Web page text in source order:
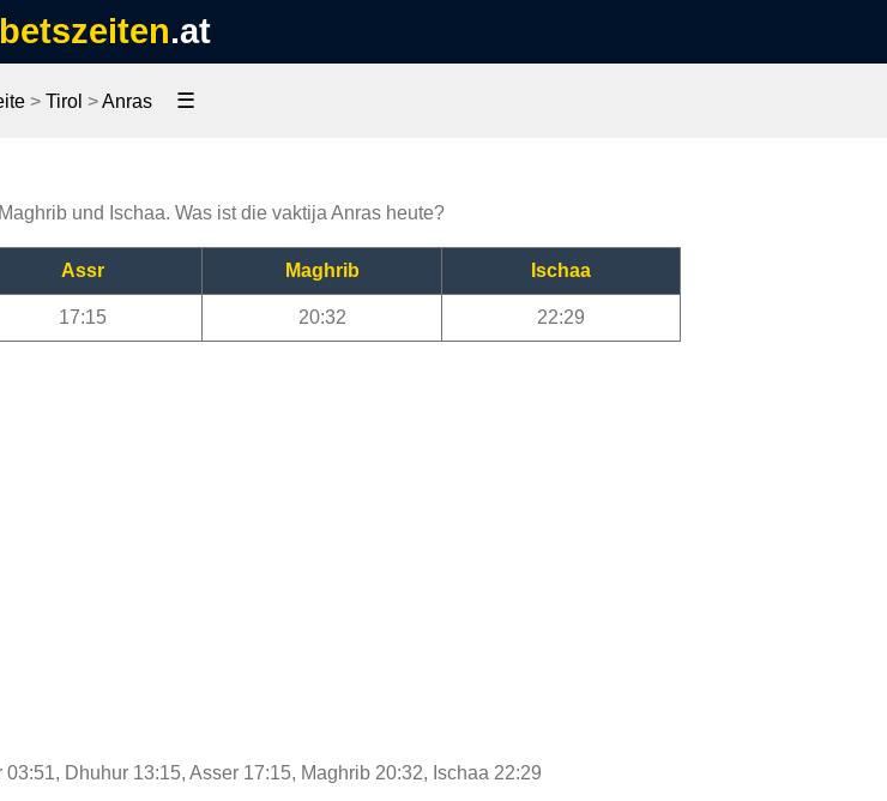
.at
> Tirol >Anras ☰
und Ischaa. Was ist die vaktija Anras heute?
Assr Maghrib Ischaa
17:15 20:32 22:29
Dhuhur 13:15, Asser 17:15, Maghrib 20:32, Ischaa 22:29